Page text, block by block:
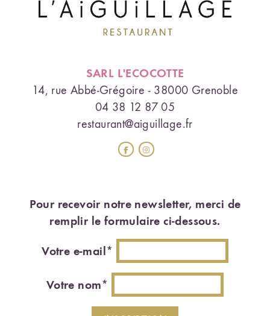
SARL L'ECOCOTTE
14, rue Abbé-Grégoire - 38000 Grenoble
04 38 12 87 05
restaurant@aiguillage.fr
Pour recevoir notre newsletter, merci de
remplir le formulaire ci-dessous.
Votre e-mail*
Votre nom*